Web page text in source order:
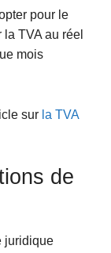
pour le
TVA au réel
mois
sur la TVA
de
juridique